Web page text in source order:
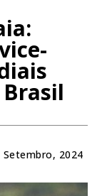
Setembro, 2024